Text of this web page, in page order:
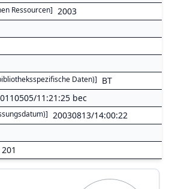
Ressourcen] 2003
Daten)] BT
11:21:25 bec
] 20030813/14:00:22